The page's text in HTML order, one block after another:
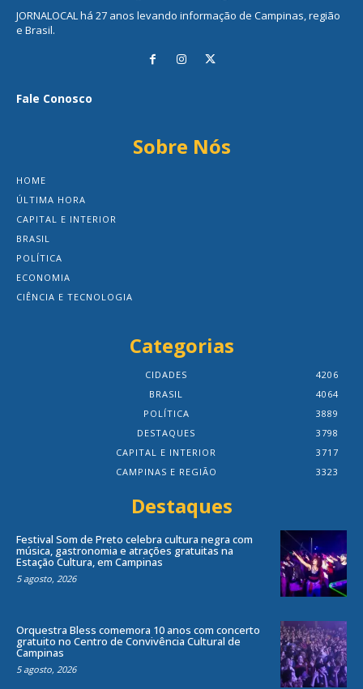
JORNALOCAL há 27 anos levando informação de Campinas, região
e Brasil.
Fale Conosco
Sobre Nós
HOME
ÚLTIMA HORA
CAPITAL E INTERIOR
BRASIL
POLÍTICA
ECONOMIA
CIÊNCIA E TECNOLOGIA
Categorias
CIDADES
4206
BRASIL
4064
POLÍTICA
3889
DESTAQUES
3798
CAPITAL E INTERIOR
3717
CAMPINAS E REGIÃO
3323
Destaques
Festival Som de Preto celebra cultura negra com
música, gastronomia e atrações gratuitas na
Estação Cultura, em Campinas
5 agosto, 2026
Orquestra Bless comemora 10 anos com concerto
gratuito no Centro de Convivência Cultural de
Campinas
5 agosto, 2026